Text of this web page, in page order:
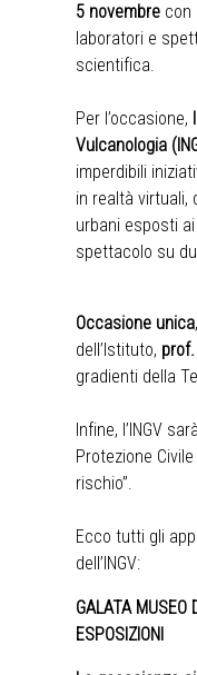
5 novembre con
laboratori e
scientifica.
Per l’occasione,
Vulcanologia
imperdibili
in realtà virtuali,
urbani esposti
spettacolo su
Occasione unica
dell’Istituto,
gradienti della
Infine, l’INGV
Protezione
rischio”.
Ecco tutti gli
dell’INGV:
GALATA MUSEO
ESPOSIZIONI